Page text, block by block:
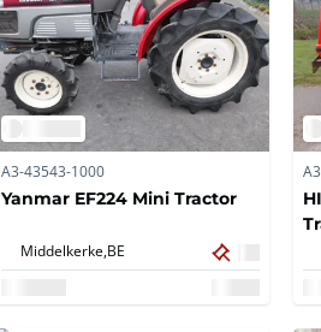
A3-43543-1000
Yanmar EF224 Mini Tractor
Middelkerke,BE